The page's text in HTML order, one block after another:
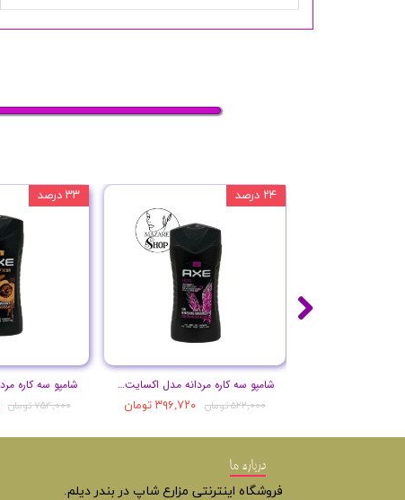
۷۵۴,۰۰۰ تومان
۳۳ درصد
شامپو سه کاره مردانه مدل اکسایت حجم 250 میل
۵۲۲,۰۰۰ تومان ۳۹۶,۷۲۰ تومان
۲۴ درصد
درباره ما
فروشگاه اینترنتی مزارع شاپ در بندر دیلم.